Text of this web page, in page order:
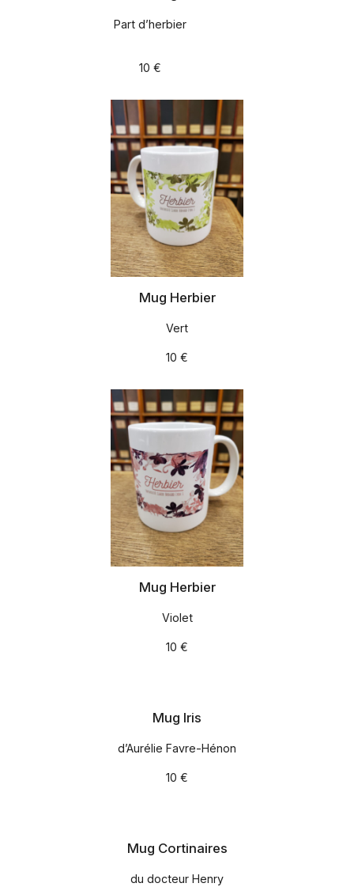
Part d’herbier
10 €
Mug Herbier
Vert
10 €
Mug Herbier
Violet
10 €
Mug Iris
d’Aurélie Favre-Hénon
10 €
Mug Cortinaires
du docteur Henry